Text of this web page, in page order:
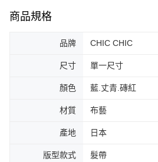
商品規格
品牌 CHIC CHIC
尺寸 單一尺寸
顏色 藍.丈青.磚紅
材質 布藝
產地 日本
版型款式 髮帶